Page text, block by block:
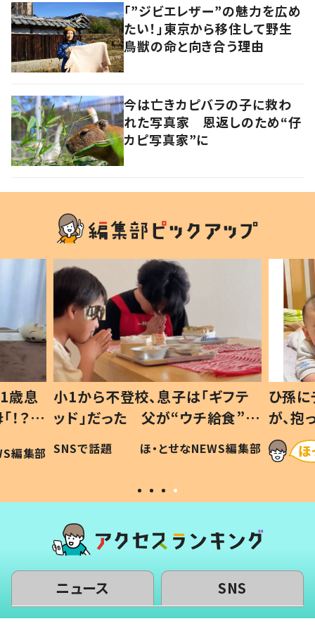
「”ジビエレザー”の魅力を広め
たい！」東京から移住して野生
鳥獣の命と向き合う理由
今は亡きカピバラの子に救わ
れた写真家 恩返しのため“仔
カピ写真家”に
歳息
？」
編集部
小1から不登校、息子は「ギフテ
ッド」だった 父が“ウチ給食”を
作り続ける理由とは #令和の親
#令和の子
SNSで話題 ほ・とせなNEWS編集部
ひ孫
が、
「涙が
い」
ニュース SNS